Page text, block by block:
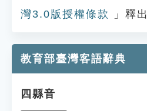
灣3.0版授權條款
」釋出
教育部臺灣客語辭典
四縣音